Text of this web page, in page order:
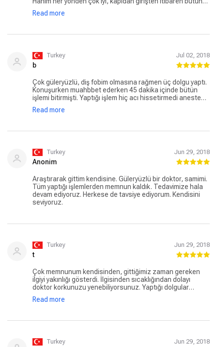
ekibine teşekkür ediyorum. Çok memnun kaldım ve
kendisine referans da olurum. Ekibine sevgiler..
Read more
Turkey Jul 02, 2018
b
Çok güleryüzlü, diş fobim olmasına rağmen üç dolgu yaptı.
Konuşurken muahbbet ederken 45 dakika içinde bütün
işlemi bitirmişti. Yaptığı işlem hiç acı hissetirmedi anestezi
uygulmadan yaptı. Ben anestezi yapılmasını isterdim ama
gerek olmadığını söyledi. Gerçekten de eli çok hafifti.
Read more
Turkey Jun 29, 2018
Anonim
Araştırarak gittim kendisine. Güleryüzlü bir doktor, samimi.
Tüm yaptığı işlemlerden memnun kaldık. Tedavimize hala
devam ediyoruz. Herkese de tavsiye ediyorum. Kendisini
seviyoruz.
Turkey Jun 29, 2018
t
Çok memnunum kendisinden, gittiğimiz zaman gereken
ilgiyi yakınlığı gösterdi. İlgisinden sıcaklığından dolayı
doktor korkunuzu yenebiliyorsunuz. Yaptığı dolgular
güzeldi. Dişimde açıklık vardı doldurdu gereken her şeyi
yaptı. Memnun kaldım kendisinden. Sıcak bir doktor, ilgili,
Read more
Turkey Jun 29, 2018